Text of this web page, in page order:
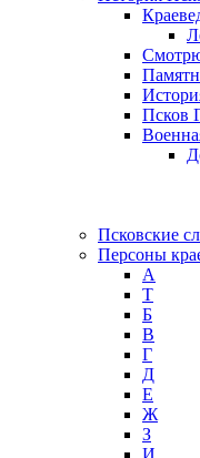
Псков
Псковские
Персоны
А
T
Б
В
Г
Д
Е
Ж
З
И